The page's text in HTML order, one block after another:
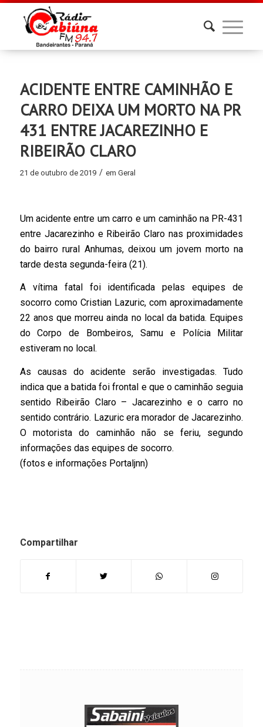
ACIDENTE ENTRE CAMINHÃO E
CARRO DEIXA UM MORTO NA PR
431 ENTRE JACAREZINHO E
RIBEIRÃO CLARO
21 de outubro de 2019 / em Geral
Um acidente entre um carro e um caminhão na PR-431
entre Jacarezinho e Ribeirão Claro nas proximidades
do bairro rural Anhumas, deixou um jovem morto na
tarde desta segunda-feira (21).
A vítima fatal foi identificada pelas equipes de
socorro como Cristian Lazuric, com aproximadamente
22 anos que morreu ainda no local da batida. Equipes
do Corpo de Bombeiros, Samu e Polícia Militar
estiveram no local.
As causas do acidente serão investigadas. Tudo
indica que a batida foi frontal e que o caminhão seguia
sentido Ribeirão Claro – Jacarezinho e o carro no
sentido contrário. Lazuric era morador de Jacarezinho.
O motorista do caminhão não se feriu, segundo
informações das equipes de socorro.
(fotos e informações Portaljnn)
Compartilhar